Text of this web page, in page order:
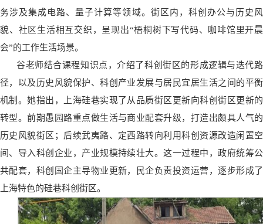
务涉及集成电路、量子计算等领域。 街区内，科创办公与历史风
貌、社区生活相互交织，呈现出“梧桐树下写代码、咖啡馆里开晨
会”的工作生活场景。
谷老师结合课程知识点，介绍了科创街区的形成逻辑与迭代路
径，以及历史风貌保护、科创产业发展与居民宜居生活之间的平衡
机制。她指出，上海硅巷实现了从品质街区更新向科创街区更新的
转型。前期愚园路重点做生活与商业配套升级，打造出颇具人气的
历史风貌街区；后续武夷路、定西路转向利用科创资源改造闲置空
间、导入科创企业，产业规模持续壮大。这一过程中，政府统筹公
共配套，科创国企主导物业更新，民企负责投资运营，逐步形成了
上海特色的硅巷科创街区。